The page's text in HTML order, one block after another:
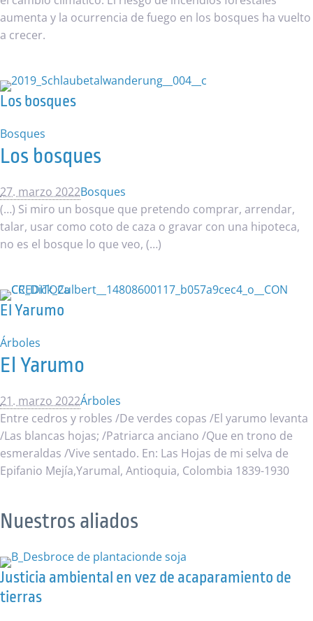
aumenta y la ocurrencia de fuego en los bosques ha vuelto
a crecer.
Los bosques
Bosques
Los bosques
27. marzo 2022Bosques
(…) Si miro un bosque que pretendo comprar, arrendar,
talar, usar como coto de caza o gravar con una hipoteca,
no es el bosque lo que veo, (…)
El Yarumo
Árboles
El Yarumo
21. marzo 2022Árboles
Entre cedros y robles /De verdes copas /El yarumo levanta
/Las blancas hojas; /Patriarca anciano /Que en trono de
esmeraldas /Vive sentado. En: Las Hojas de mi selva de
Epifanio Mejía,Yarumal, Antioquia, Colombia 1839-1930
Nuestros aliados
Justicia ambiental en vez de acaparamiento de
tierras